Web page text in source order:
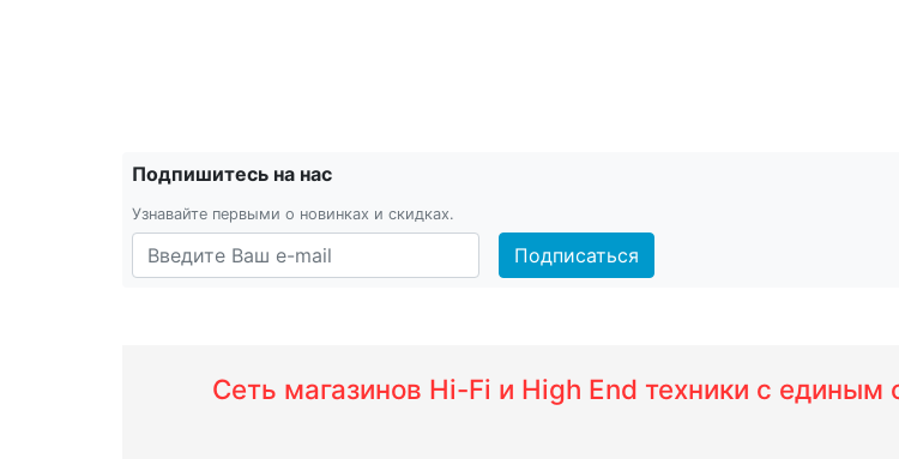
Подпишитесь на нас
Узнавайте первыми о новинках и скидках.
Подписаться
Сеть магазинов Hi-Fi и High End техники с